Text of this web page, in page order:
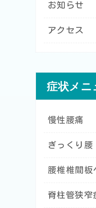
お知らせ
アクセス
症状メニ
慢性腰痛
ぎっくり腰
腰椎椎間板
脊柱管狭窄